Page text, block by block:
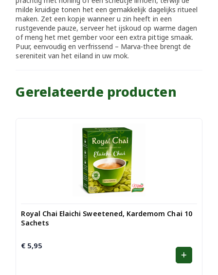
milde kruidige tonen het een gemakkelijk dagelijks ritueel
maken. Zet een kopje wanneer u zin heeft in een
rustgevende pauze, serveer het ijskoud op warme dagen
of meng het met gember voor een extra pittige smaak.
Puur, eenvoudig en verfrissend – Marva-thee brengt de
sereniteit van het eiland in uw mok.
Gerelateerde producten
Royal Chai Elaichi Sweetened, Kardemom Chai 10
Sachets
€ 5,95